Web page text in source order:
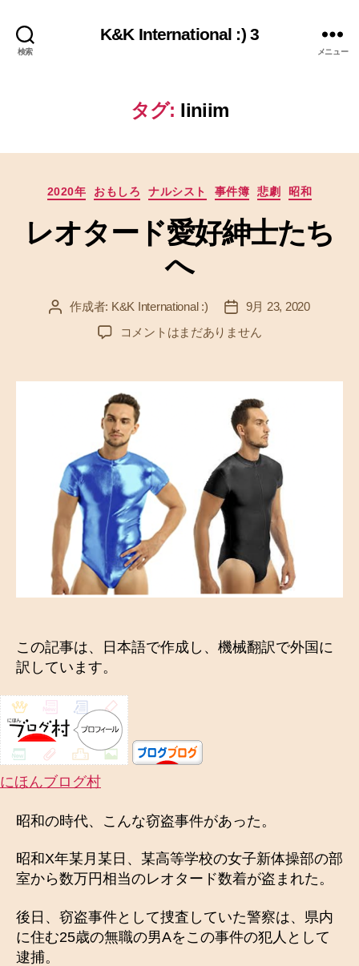
検索
K&K International :) 3
メニュー
タグ: Iiniim
カ
ゴ
リ
ー
2020年 おもしろ ナルシスト 事件簿 悲劇 昭和
レオタード愛好紳士たち
へ
投 作成者: K&K International :)
投
稿
日
9月 23, 2020
レ
ー
ド
愛
好
紳
士
た
ち
へ
へ
の
コメントはまだありません
この記事は、日本語で作成し、機械翻訳で外国に
訳しています。
にほんブログ村
昭和の時代、こんな窃盗事件があった。
昭和X年某月某日、某高等学校の女子新体操部の部
室から数万円相当のレオタード数着が盗まれた。
後日、窃盗事件として捜査していた警察は、県内
に住む25歳の無職の男Aをこの事件の犯人として
逮捕。